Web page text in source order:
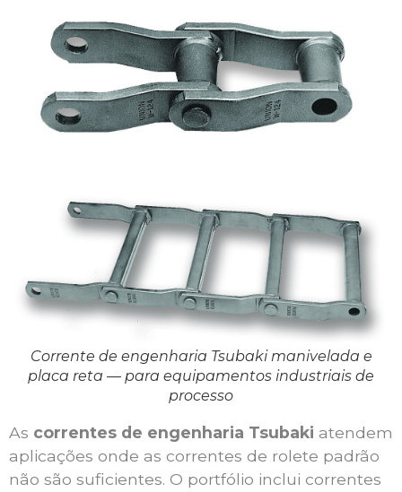
Corrente de engenharia Tsubaki manivelada e
placa reta — para equipamentos industriais de
processo
As correntes de engenharia Tsubaki atendem
aplicações onde as correntes de rolete padrão
não são suficientes. O portfólio inclui correntes